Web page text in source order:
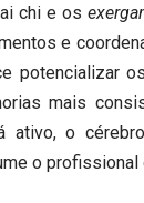
chi e os
e
potencializar
mais
ativo, o
o profissional